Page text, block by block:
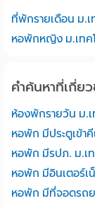
หอพักหญิง ม.เทค
คำค้นหาที่เกี่ย
ห้องพักรายวัน ม.เ
หอพัก มีประตูเข้า
หอพัก มีรปภ. ม.เท
หอพัก มีอินเตอร์เ
หอพัก มีที่จอดรถย